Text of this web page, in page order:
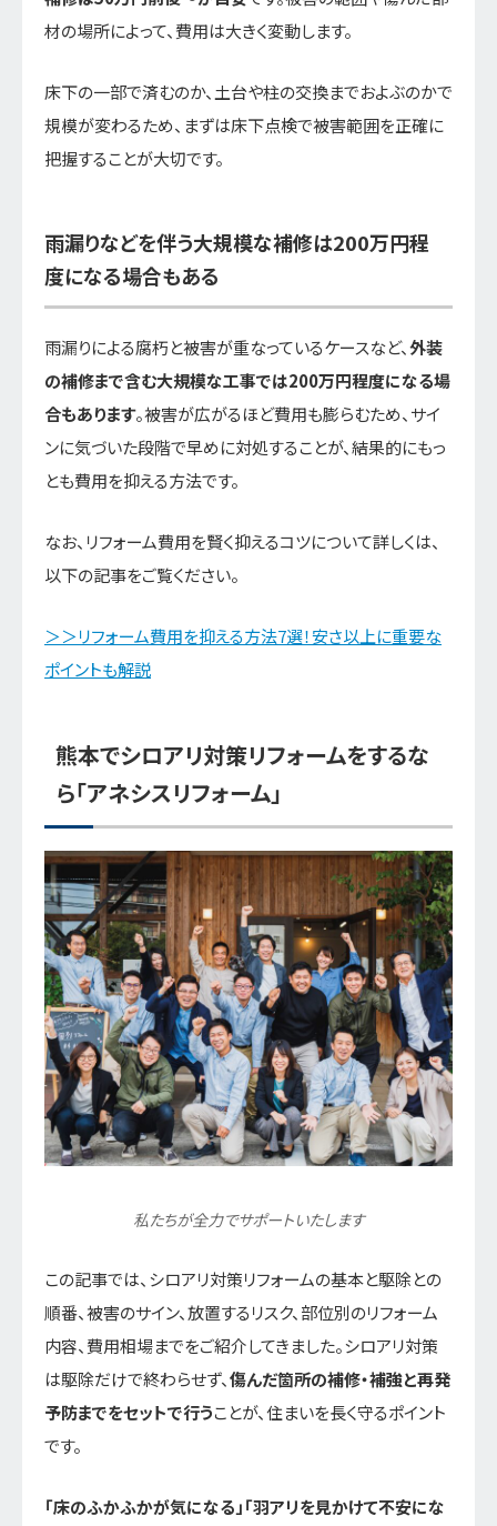
材の場所によって、費用は大きく変動します。
床下の一部で済むのか、土台や柱の交換までおよぶのかで
規模が変わるため、まずは床下点検で被害範囲を正確に
把握することが大切です。
雨漏りなどを伴う大規模な補修は200万円程
度になる場合もある
雨漏りによる腐朽と被害が重なっているケースなど、外装
の補修まで含む大規模な工事では200万円程度になる場
合もあります。被害が広がるほど費用も膨らむため、サイ
ンに気づいた段階で早めに対処することが、結果的にもっ
とも費用を抑える方法です。
なお、リフォーム費用を賢く抑えるコツについて詳しくは、
以下の記事をご覧ください。
＞＞リフォーム費用を抑える方法7選！安さ以上に重要な
ポイントも解説
熊本でシロアリ対策リフォームをするな
ら「アネシスリフォーム」
私たちが全力でサポートいたします
この記事では、シロアリ対策リフォームの基本と駆除との
順番、被害のサイン、放置するリスク、部位別のリフォーム
内容、費用相場までをご紹介してきました。シロアリ対策
は駆除だけで終わらせず、傷んだ箇所の補修・補強と再発
予防までをセットで行うことが、住まいを長く守るポイント
です。
「床のふかふかが気になる」「羽アリを見かけて不安にな